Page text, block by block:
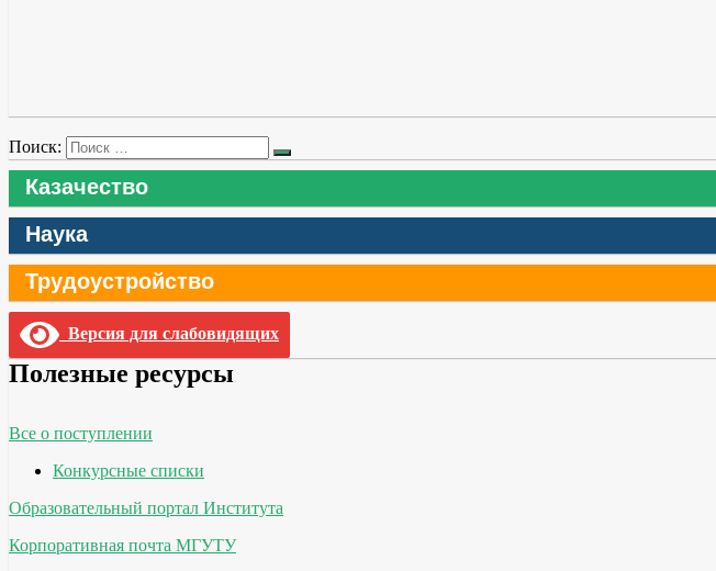
Поиск:
Казачество
Наука
Трудоустройство
Версия для слабовидящих
Полезные ресурсы
Все о поступлении
Конкурсные списки
Образовательный портал Института
Корпоративная почта МГУТУ